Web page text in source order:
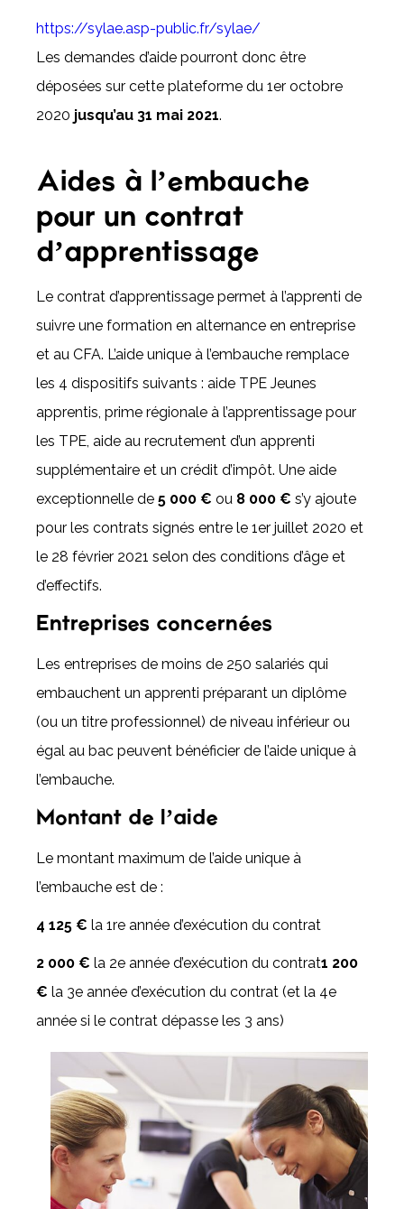
https://sylae.asp-public.fr/sylae/
Les demandes d’aide pourront donc être
déposées sur cette plateforme du 1er octobre
2020 jusqu’au 31 mai 2021.
Aides à l’embauche
pour un contrat
d’apprentissage
Le contrat d’apprentissage permet à l’apprenti de
suivre une formation en alternance en entreprise
et au CFA. L’aide unique à l’embauche remplace
les 4 dispositifs suivants : aide TPE Jeunes
apprentis, prime régionale à l’apprentissage pour
les TPE, aide au recrutement d’un apprenti
supplémentaire et un crédit d’impôt. Une aide
exceptionnelle de 5 000 € ou 8 000 € s’y ajoute
pour les contrats signés entre le 1er juillet 2020 et
le 28 février 2021 selon des conditions d’âge et
d’effectifs.
Entreprises concernées
Les entreprises de moins de 250 salariés qui
embauchent un apprenti préparant un diplôme
(ou un titre professionnel) de niveau inférieur ou
égal au bac peuvent bénéficier de l’aide unique à
l’embauche.
Montant de l’aide
Le montant maximum de l’aide unique à
l’embauche est de :
4 125 € la 1re année d’exécution du contrat
2 000 € la 2e année d’exécution du contrat1 200
€ la 3e année d’exécution du contrat (et la 4e
année si le contrat dépasse les 3 ans)